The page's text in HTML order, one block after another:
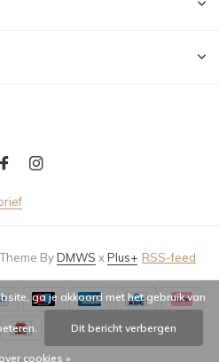
ByDMWS xPlus+ RSS-feed
ga je akkoord met het gebruik van
Dit bericht verbergen
cookies »